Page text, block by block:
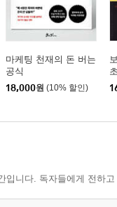
까지 사로잡는다
장처럼 만들어라
하라
마케팅 천재의 돈 버는
공식
18,000원 (10% 할인)
입니다. 독자들에게 전하